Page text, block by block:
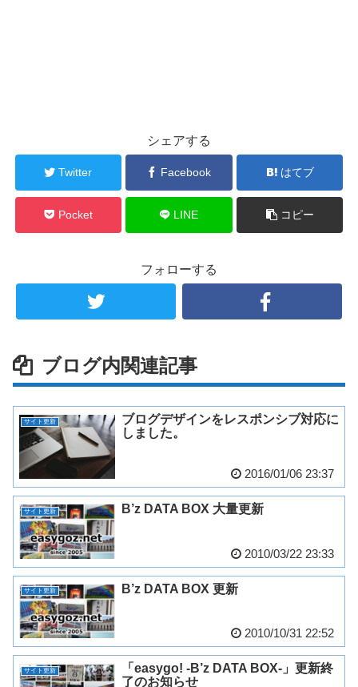
シェアする
Twitter Facebook はてブ
Pocket LINE コピー
フォローする
ブログ内関連記事
サイト更新
ブログデザインをレスポンシブ対応に
しました。
2016/01/06 23:37
サイト更新 B’z DATA BOX 大量更新
2010/03/22 23:33
サイト更新 B’z DATA BOX 更新
2010/10/31 22:52
サイト更新
「easygo! -B’z DATA BOX-」更新終
了のお知らせ